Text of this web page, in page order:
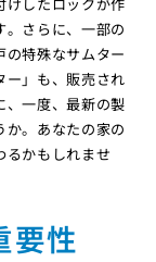
けしたロックが作
さらに、一部の
特殊なサムター
ー」も、販売され
、一度、最新の製
か。あなたの家の
るかもしれませ
要性